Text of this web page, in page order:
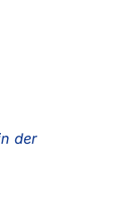
der